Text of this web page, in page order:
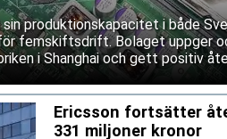
produktionskapacitet i både
femskiftsdrift. Bolaget uppger
i Shanghai och gett positiv
dock fortfarande.
Ericsson fortsätter
331 miljoner kronor